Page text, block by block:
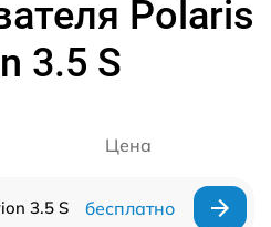
Polaris
3.5 S
Цена
3.5 S бесплатно